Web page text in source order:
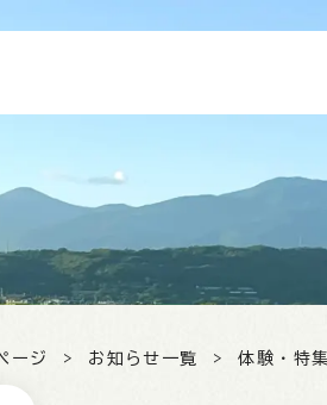
ージ お知らせ一覧 体験・特集